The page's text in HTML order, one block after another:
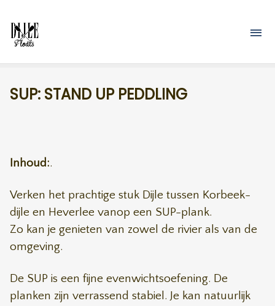
SUP: STAND UP PEDDLING
Inhoud:.
Verken het prachtige stuk Dijle tussen Korbeek-
dijle en Heverlee vanop een SUP-plank.
Zo kan je genieten van zowel de rivier als van de
omgeving.
De SUP is een fijne evenwichtsoefening. De
planken zijn verrassend stabiel. Je kan natuurlijk